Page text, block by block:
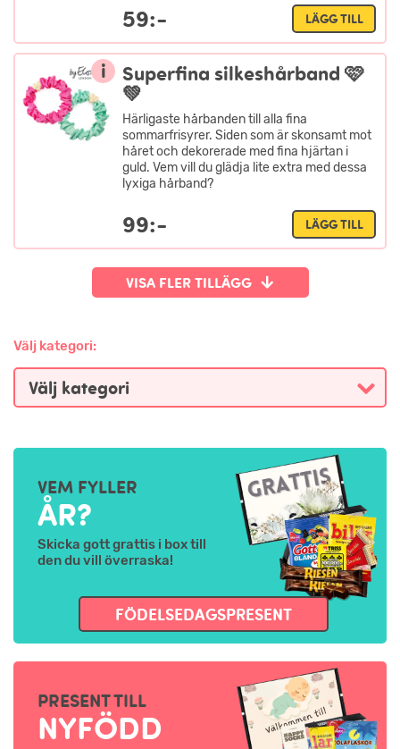
59:- LÄGG TILL
i
Superfina silkeshårband 🩷
💚
Härligaste hårbanden till alla fina
sommarfrisyrer. Siden som är skonsamt mot
håret och dekorerade med fina hjärtan i
guld. Vem vill du glädja lite extra med dessa
lyxiga hårband?
99:- LÄGG TILL
VISA FLER TILLÄGG
Välj kategori:
VEM FYLLER
ÅR?
Skicka gott grattis i box till
den du vill överraska!
FÖDELSEDAGSPRESENT
PRESENT TILL
NYFÖDD